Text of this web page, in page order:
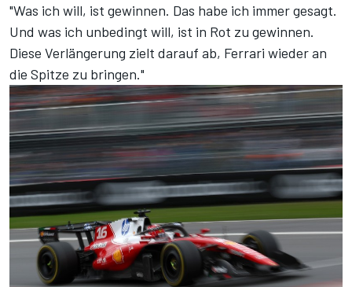
"Was ich will, ist gewinnen. Das habe ich immer gesagt.
Und was ich unbedingt will, ist in Rot zu gewinnen.
Diese Verlängerung zielt darauf ab, Ferrari wieder an
die Spitze zu bringen."